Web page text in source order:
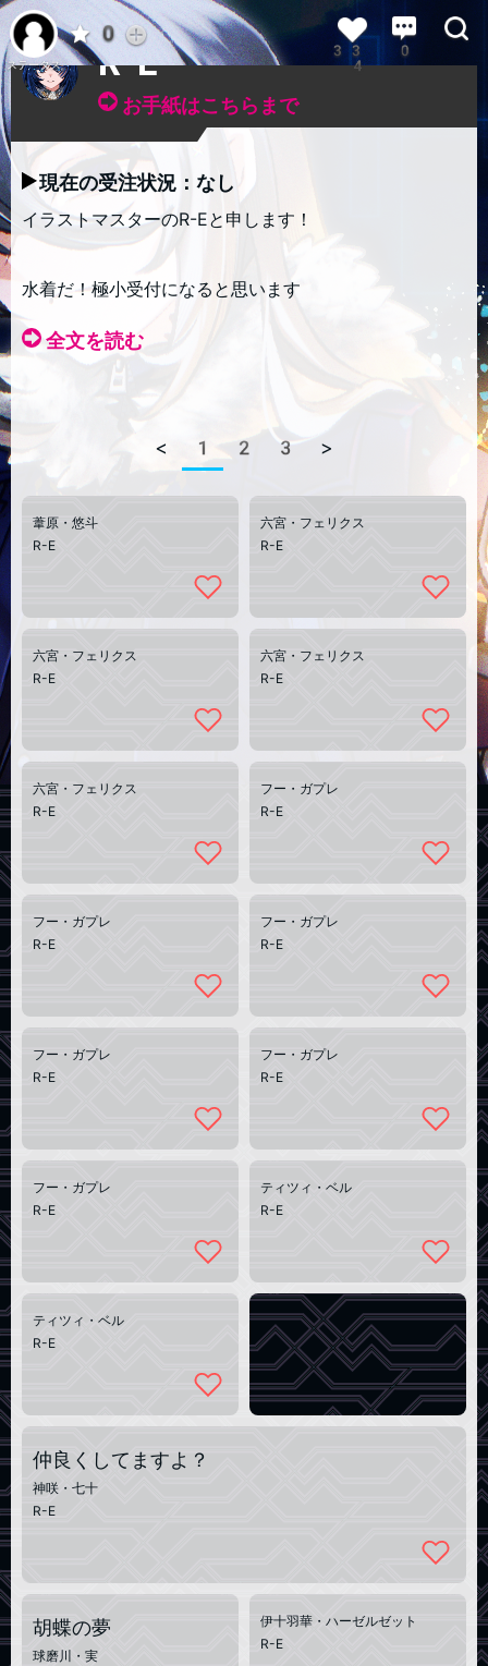
ステータス
0
33
4
0
イラストマスター
R-E
お手紙はこちらまで
現在の受注状況：なし
イラストマスターのR-Eと申します！
水着だ！極小受付になると思います
全文を読む
< 1 2 3 >
葦原・悠斗
R-E
六宮・フェリクス
R-E
六宮・フェリクス
R-E
六宮・フェリクス
R-E
六宮・フェリクス
R-E
フー・ガプレ
R-E
フー・ガプレ
R-E
フー・ガプレ
R-E
フー・ガプレ
R-E
フー・ガプレ
R-E
フー・ガプレ
R-E
ティツィ・ベル
R-E
ティツィ・ベル
R-E
仲良くしてますよ？
神咲・七十
R-E
胡蝶の夢
球磨川・実
伊十羽華・ハーゼルゼット
R-E